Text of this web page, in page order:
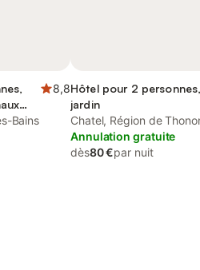
8,8
Bains
Hôtel pour 2
jardin
Chatel, Région de
Annulation gratuite
dès80 €par nuit